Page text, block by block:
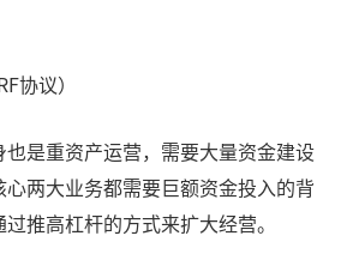
协议）
是重资产运营，需要大量资金建设
两大业务都需要巨额资金投入的背
推高杠杆的方式来扩大经营。